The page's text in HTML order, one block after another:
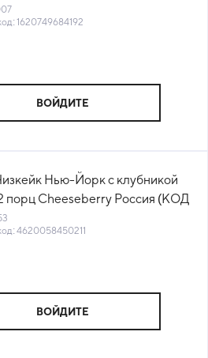
1620749684192
ВОЙДИТЕ
Нью-Йорк с клубникой
порц Cheeseberry Россия (КОД
18°С)
4620058450211
ВОЙДИТЕ